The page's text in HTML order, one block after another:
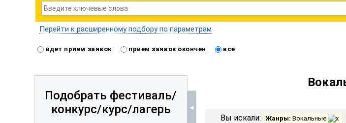
Перейти к расширенному подбору по параметрам
идет прием заявок прием заявок окончен все
Подобрать фестиваль/
конкурс/курс/лагерь
Вы искали: Жанры: Вокальные